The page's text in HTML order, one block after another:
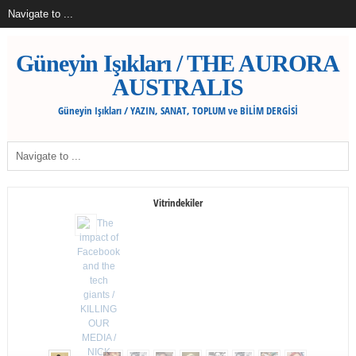
Güneyin Işıkları / THE AURORA
AUSTRALIS
Güneyin Işıkları / YAZIN, SANAT, TOPLUM ve BİLİM DERGİSİ
Vitrindekiler